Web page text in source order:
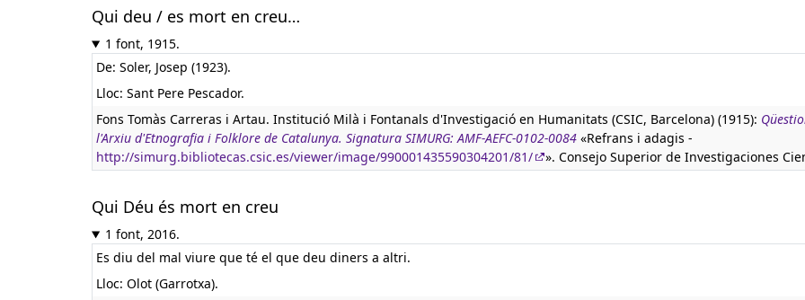
Qui deu / es mort en creu…
1 font, 1915.
De: Soler, Josep (1923).
Lloc: Sant Pere Pescador.
Fons Tomàs Carreras i Artau. Institució Milà i Fontanals d'Investigació en Humanitats (CSIC, Barcelona) (1915):
l'Arxiu d'Etnografia i Folklore de Catalunya. Signatura SIMURG: AMF-AEFC-0102-0084 «Refrans i adagis -
http://simurg.bibliotecas.csic.es/viewer/image/990001435590304201/81/
». Consejo Superior de Investigaciones
Qui Déu és mort en creu
1 font, 2016.
Es diu del mal viure que té el que deu diners a altri.
Lloc: Olot (Garrotxa).